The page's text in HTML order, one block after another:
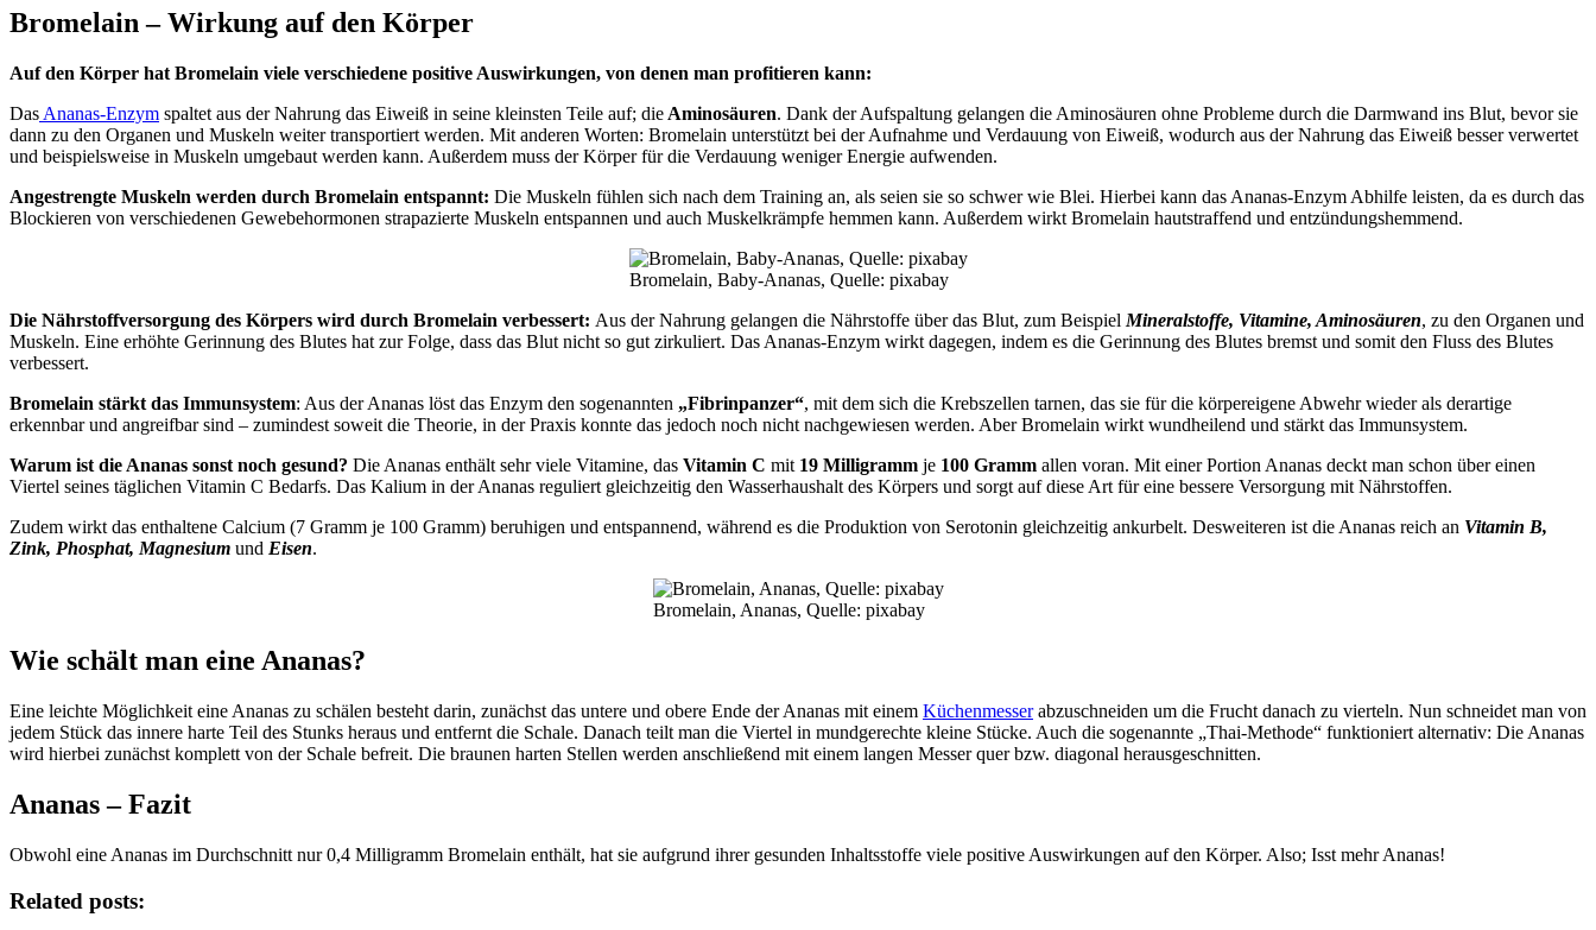
Bromelain – Wirkung auf den Körper
Auf den Körper hat Bromelain viele verschiedene positive Auswirkungen, von denen man profitieren kann:
Das Ananas-Enzym spaltet aus der Nahrung das Eiweiß in seine kleinsten Teile auf; die Aminosäuren. Dank der Aufspaltung gelangen die Aminosäuren ohne Probleme durch die Darmwand ins Blut, bevor sie
dann zu den Organen und Muskeln weiter transportiert werden. Mit anderen Worten: Bromelain unterstützt bei der Aufnahme und Verdauung von Eiweiß, wodurch aus der Nahrung das Eiweiß besser verwertet
und beispielsweise in Muskeln umgebaut werden kann. Außerdem muss der Körper für die Verdauung weniger Energie aufwenden.
Angestrengte Muskeln werden durch Bromelain entspannt: Die Muskeln fühlen sich nach dem Training an, als seien sie so schwer wie Blei. Hierbei kann das Ananas-Enzym Abhilfe leisten, da es durch das
Blockieren von verschiedenen Gewebehormonen strapazierte Muskeln entspannen und auch Muskelkrämpfe hemmen kann. Außerdem wirkt Bromelain hautstraffend und entzündungshemmend.
Bromelain, Baby-Ananas, Quelle: pixabay
Die Nährstoffversorgung des Körpers wird durch Bromelain verbessert: Aus der Nahrung gelangen die Nährstoffe über das Blut, zum Beispiel Mineralstoffe, Vitamine, Aminosäuren, zu den Organen und
Muskeln. Eine erhöhte Gerinnung des Blutes hat zur Folge, dass das Blut nicht so gut zirkuliert. Das Ananas-Enzym wirkt dagegen, indem es die Gerinnung des Blutes bremst und somit den Fluss des Blutes
verbessert.
Bromelain stärkt das Immunsystem: Aus der Ananas löst das Enzym den sogenannten „Fibrinpanzer“, mit dem sich die Krebszellen tarnen, das sie für die körpereigene Abwehr wieder als derartige
erkennbar und angreifbar sind – zumindest soweit die Theorie, in der Praxis konnte das jedoch noch nicht nachgewiesen werden. Aber Bromelain wirkt wundheilend und stärkt das Immunsystem.
Warum ist die Ananas sonst noch gesund? Die Ananas enthält sehr viele Vitamine, das Vitamin C mit 19 Milligramm je 100 Gramm allen voran. Mit einer Portion Ananas deckt man schon über einen
Viertel seines täglichen Vitamin C Bedarfs. Das Kalium in der Ananas reguliert gleichzeitig den Wasserhaushalt des Körpers und sorgt auf diese Art für eine bessere Versorgung mit Nährstoffen.
Zudem wirkt das enthaltene Calcium (7 Gramm je 100 Gramm) beruhigen und entspannend, während es die Produktion von Serotonin gleichzeitig ankurbelt. Desweiteren ist die Ananas reich an Vitamin B,
Zink, Phosphat, Magnesium und Eisen.
Bromelain, Ananas, Quelle: pixabay
Wie schält man eine Ananas?
Eine leichte Möglichkeit eine Ananas zu schälen besteht darin, zunächst das untere und obere Ende der Ananas mit einem Küchenmesserabzuschneiden um die Frucht danach zu vierteln. Nun schneidet man von
jedem Stück das innere harte Teil des Stunks heraus und entfernt die Schale. Danach teilt man die Viertel in mundgerechte kleine Stücke. Auch die sogenannte „Thai-Methode“ funktioniert alternativ: Die Ananas
wird hierbei zunächst komplett von der Schale befreit. Die braunen harten Stellen werden anschließend mit einem langen Messer quer bzw. diagonal herausgeschnitten.
Ananas – Fazit
Obwohl eine Ananas im Durchschnitt nur 0,4 Milligramm Bromelain enthält, hat sie aufgrund ihrer gesunden Inhaltsstoffe viele positive Auswirkungen auf den Körper. Also; Isst mehr Ananas!
Related posts: